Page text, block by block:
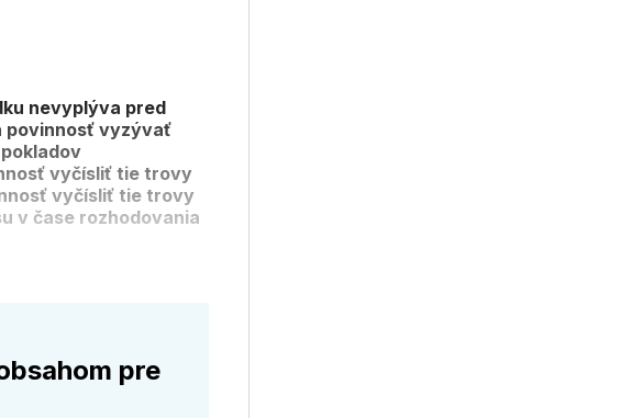
nevyplýva pred
povinnosť vyzývať
vyčísliť tie trovy
vyčísliť tie trovy
v čase rozhodovania
pre